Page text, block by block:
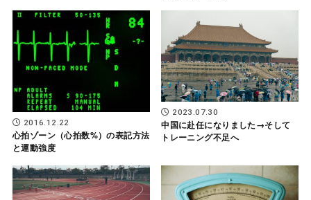
2016.12.22
心拍ゾーン（心拍数%）の表記方法
と運動強度
2023.07.30
中国に赴任になりました→そして
トレーニング不足へ